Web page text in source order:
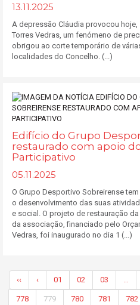
13.11.2025
A depressão Cláudia provocou
Torres Vedras, um fenómeno de
obrigou ao corte temporário de
localidades do Concelho. (...)
Edifício do Grupo
restaurado com apoio
Participativo
05.11.2025
O Grupo Desportivo Sobreirense
o desenvolvimento das suas
e social. O projeto de restauração
da associação, financiado pelo
Vedras, foi inaugurado no dia 1 (...)
‹‹ ‹ 01 02 03
778 779 780 781 782